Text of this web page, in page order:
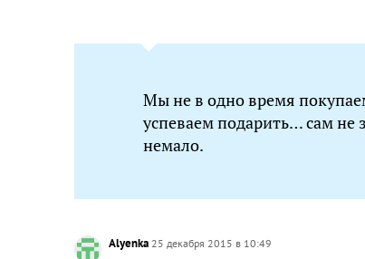
Мы не в одно время
успеваем подарить… сам не
немало.
Alyenka 25 декабря 2015 в 10:49